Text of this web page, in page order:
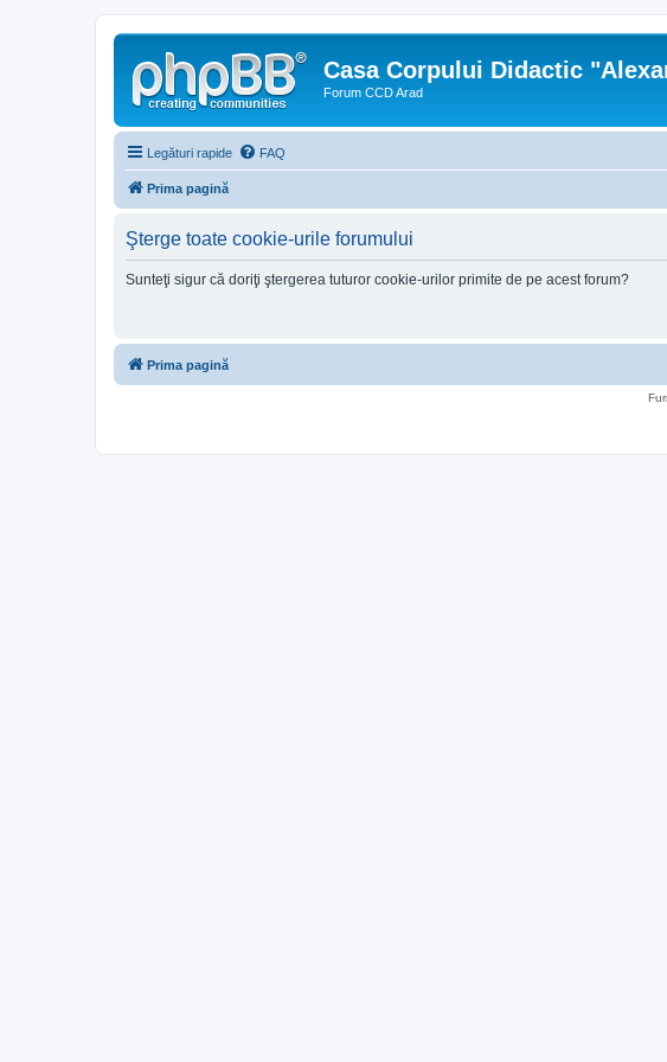
Casa Corpului Didactic
Forum CCD Arad
Legături rapide FAQ
Prima pagină
Şterge toate cookie-urile forumului
Sunteţi sigur că doriţi ştergerea tuturor cookie-urilor primite de pe acest forum?
Prima pagină